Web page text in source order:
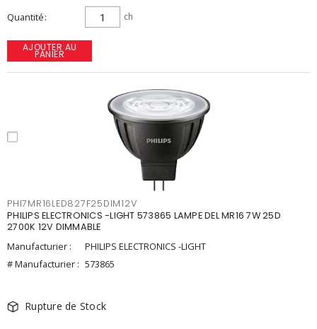
Quantité ch
AJOUTER AU
PANIER
PHI7MR16LED827F25DIM12V
PHILIPS ELECTRONICS -LIGHT 573865 LAMPE DEL MR16 7W 25D
2700K 12V DIMMABLE
Manufacturier :
PHILIPS ELECTRONICS -LIGHT
# Manufacturier : 573865
Rupture de Stock